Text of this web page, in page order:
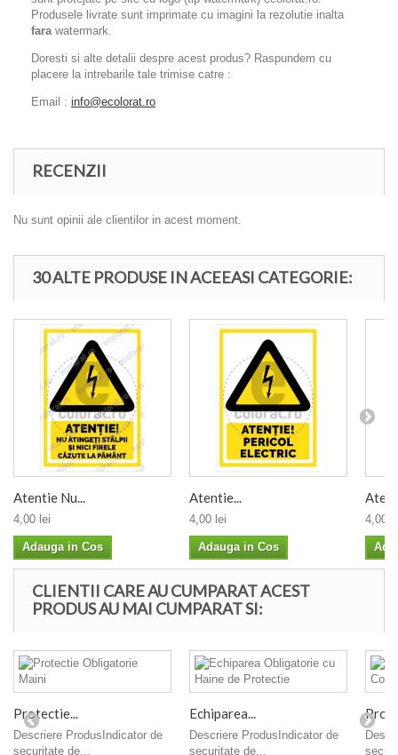
Produsele livrate sunt imprimate cu imagini la rezolutie inalta
farawatermark.
Doresti si alte detalii despre acest produs? Raspundem cu
placere la intrebarile tale trimise catre :
Email : info@ecolorat.ro
RECENZII
Nu sunt opinii ale clientilor in acest moment.
30 ALTE PRODUSE IN ACEEASI CATEGORIE:
Atentie Nu...
4,00 lei
Adauga in Cos
Atentie...
4,00 lei
Adauga in Cos
4,00
CLIENTII CARE AU CUMPARAT ACEST
PRODUS AU MAI CUMPARAT SI:
Protectie...
Descriere ProdusIndicator de
securitate de...
Echiparea...
Descriere ProdusIndicator de
securitate de...